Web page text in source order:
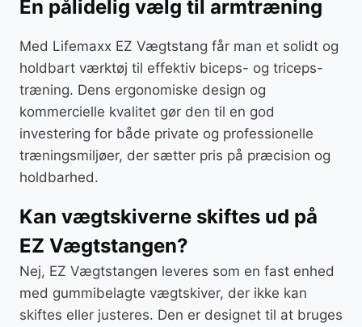
En pålidelig vælg til armtræning
Med Lifemaxx EZ Vægtstang får man et solidt og
holdbart værktøj til effektiv biceps- og triceps-
træning. Dens ergonomiske design og
kommercielle kvalitet gør den til en god
investering for både private og professionelle
træningsmiljøer, der sætter pris på præcision og
holdbarhed.
Kan vægtskiverne skiftes ud på
EZ Vægtstangen?
Nej, EZ Vægtstangen leveres som en fast enhed
med gummibelagte vægtskiver, der ikke kan
skiftes eller justeres. Den er designet til at bruges